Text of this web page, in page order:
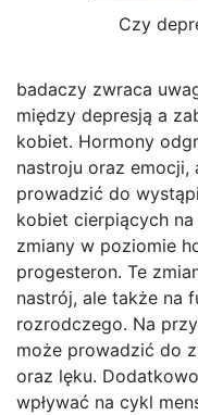
Czy
badaczy zwraca
między depresją a
kobiet. Hormony
nastroju oraz emocji,
prowadzić do
kobiet cierpiących
zmiany w poziomie
progesteron. Te
nastrój, ale także na
rozrodczego. Na
może prowadzić do
oraz lęku.
wpływać na cykl